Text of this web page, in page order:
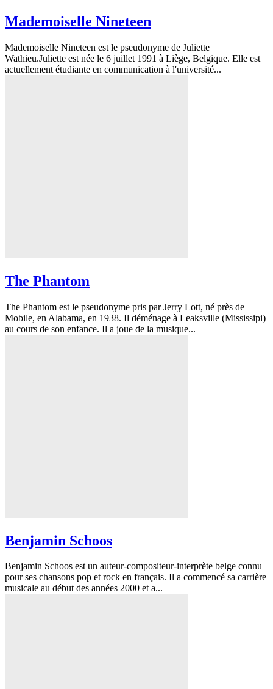
Mademoiselle Nineteen
Mademoiselle Nineteen est le pseudonyme de Juliette
Wathieu.Juliette est née le 6 juillet 1991 à Liège, Belgique. Elle est
actuellement étudiante en communication à l'université...
The Phantom
The Phantom est le pseudonyme pris par Jerry Lott, né près de
Mobile, en Alabama, en 1938. Il déménage à Leaksville (Mississipi)
au cours de son enfance. Il a joue de la musique...
Benjamin Schoos
Benjamin Schoos est un auteur-compositeur-interprète belge connu
pour ses chansons pop et rock en français. Il a commencé sa carrière
musicale au début des années 2000 et a...